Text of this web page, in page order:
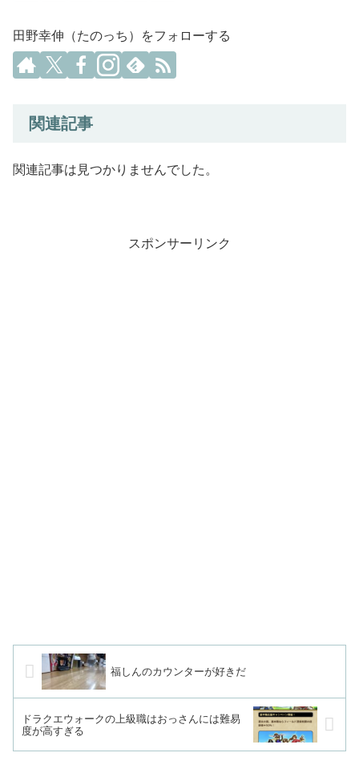
田野幸伸（たのっち）をフォローする
関連記事
関連記事は見つかりませんでした。
スポンサーリンク
福しんのカウンターが好きだ
ドラクエウォークの上級職はおっさんには難易
度が高すぎる